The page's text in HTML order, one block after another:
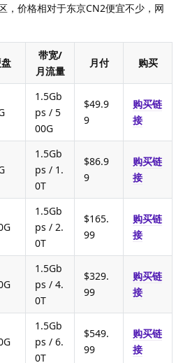
，价格相对于东京CN2便宜不少，网
带宽/
月流量
月付 购买
1.5Gb
ps / 5
00G
$49.9
9
购买链
接
1.5Gb
ps / 1.
0T
$86.9
9
购买链
接
1.5Gb
ps / 2.
0T
$165.
99
购买链
接
1.5Gb
ps / 4.
0T
$329.
99
购买链
接
1.5Gb
ps / 6.
0T
$549.
99
购买链
接